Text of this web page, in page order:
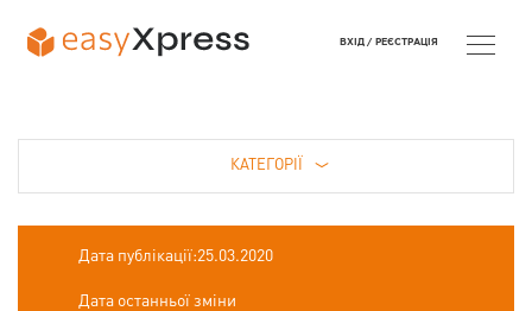
КАТЕГОРІЇ
Дата публікації:25.03.2020
Дата останньої зміни
ВХІД / РЕЄСТРАЦІЯ